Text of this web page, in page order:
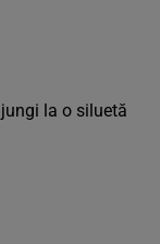
la o siluetă